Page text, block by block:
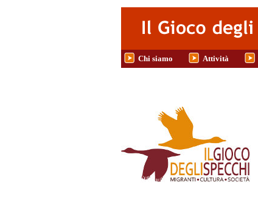
Chi siamo Attività